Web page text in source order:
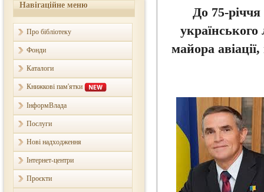
Навігаційне меню
Про бібліотеку
Фонди
Каталоги
Книжкові пам'ятки
ІнформВлада
Послуги
Нові надходження
Інтернет-центри
Проєкти
До 75-
майора